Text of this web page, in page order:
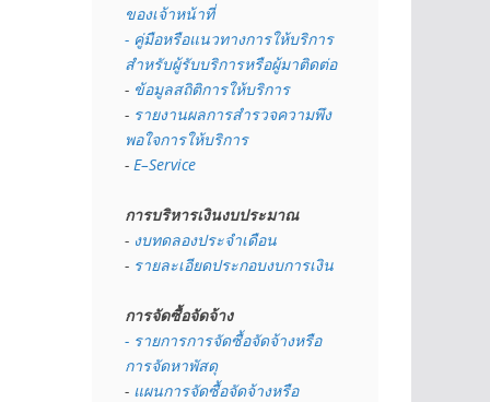
ของเจ้าหน้าที่
- คู่มือหรือแนวทางการให้บริการ
สำหรับผู้รับบริการหรือผู้มาติดต่อ
- ข้อมูลสถิติการให้บริการ
- รายงานผลการสำรวจความพึง
พอใจการให้บริการ
- E–Service
การบริหารเงินงบประมาณ
- งบทดลองประจำเดือน
- รายละเอียดประกอบงบการเงิน
การจัดซื้อจัดจ้าง
- รายการการจัดซื้อจัดจ้างหรือ
การจัดหาพัสดุ
- แผนการจัดซื้อจัดจ้างหรือ